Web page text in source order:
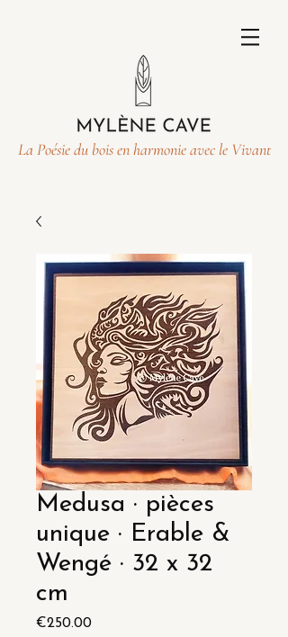
La Poésie du bois en harmonie avec le Vivant
Medusa · pièces
unique · Erable &
Wengé · 32 x 32
cm
€250.00Price